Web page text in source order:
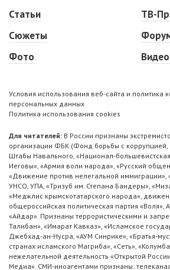
Статьи
Сюжеты
Фото
ТВ-
Видео
Условия использования веб-сайта и политика
персональных данных
Политика использования cookies
Для читателей: В России признаны
организации ФБК (Фонд борьбы с коррупцией,
Штабы Навального, «Национал-
Иеговы», «Армия воли народа», «Русский
«Движение против нелегальной иммиграции»,
УНСО, УПА, «Тризуб им. Степана Бандеры»,
«Меджлис крымскотатарского народа»,
общероссийская политическая партия «Воля»,
«Айдар». Признаны террористическими и
Талибан», «Имарат Кавказ», «Исламское
Джебхад-ан-Нусра, «АУМ Синрике», «Братья-
странах исламского Магриба», «Сеть»,
нежелательной деятельность «Открытой
Медиа». СМИ-иноагентами признаны: